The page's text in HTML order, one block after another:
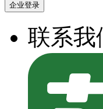
企业登录
联系我